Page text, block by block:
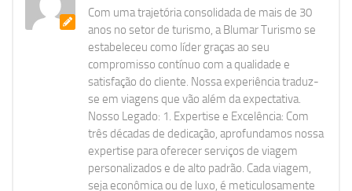
Com uma trajetória consolidada de mais de 30
anos no setor de turismo, a Blumar Turismo se
estabeleceu como líder graças ao seu
compromisso contínuo com a qualidade e
satisfação do cliente. Nossa experiência traduz-
se em viagens que vão além da expectativa.
Nosso Legado: 1. Expertise e Excelência: Com
três décadas de dedicação, aprofundamos nossa
expertise para oferecer serviços de viagem
personalizados e de alto padrão. Cada viagem,
seja econômica ou de luxo, é meticulosamente